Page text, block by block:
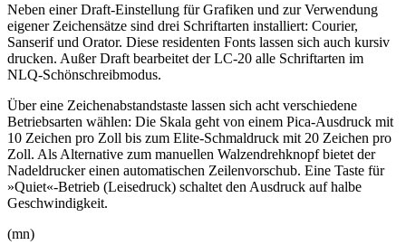
Neben einer Draft-Einstellung für Grafiken und zur Verwendung
eigener Zeichensätze sind drei Schriftarten installiert: Courier,
Sanserif und Orator. Diese residenten Fonts lassen sich auch kursiv
drucken. Außer Draft bearbeitet der LC-20 alle Schriftarten im
NLQ-Schönschreibmodus.
Über eine Zeichenabstandstaste lassen sich acht verschiedene
Betriebsarten wählen: Die Skala geht von einem Pica-Ausdruck mit
10 Zeichen pro Zoll bis zum Elite-Schmaldruck mit 20 Zeichen pro
Zoll. Als Alternative zum manuellen Walzendrehknopf bietet der
Nadeldrucker einen automatischen Zeilenvorschub. Eine Taste für
»Quiet«-Betrieb (Leisedruck) schaltet den Ausdruck auf halbe
Geschwindigkeit.
(mn)